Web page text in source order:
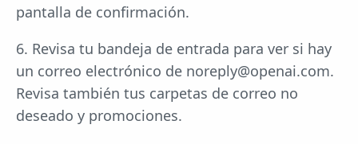
pantalla de confirmación.
6. Revisa tu bandeja de entrada para ver si hay
un correo electrónico de noreply@openai.com.
Revisa también tus carpetas de correo no
deseado y promociones.